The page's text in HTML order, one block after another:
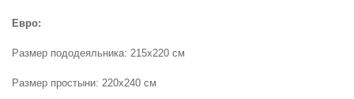
Евро:
Размер пододеяльника: 215х220 см
Размер простыни: 220х240 см